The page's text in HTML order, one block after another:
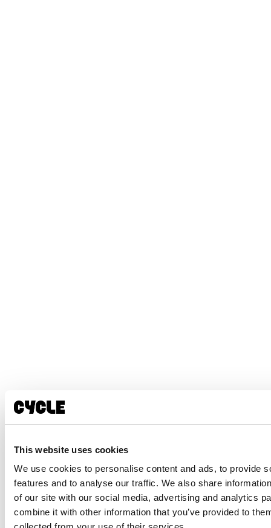
This website uses cookies
We use cookies to personalise content and ads, to provide
features and to analyse our traffic. We also share
of our site with our social media, advertising and analytics
combine it with other information that you’ve provided to